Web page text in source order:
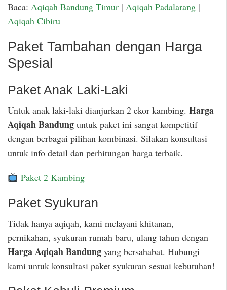
Baca: Aqiqah Bandung Timur | Aqiqah Padalarang |
Aqiqah Cibiru
Paket Tambahan dengan Harga
Spesial
Paket Anak Laki-Laki
Untuk anak laki-laki dianjurkan 2 ekor kambing. Harga
Aqiqah Bandung untuk paket ini sangat kompetitif
dengan berbagai pilihan kombinasi. Silakan konsultasi
untuk info detail dan perhitungan harga terbaik.
Paket 2 Kambing
Paket Syukuran
Tidak hanya aqiqah, kami melayani khitanan,
pernikahan, syukuran rumah baru, ulang tahun dengan
Harga Aqiqah Bandung yang bersahabat. Hubungi
kami untuk konsultasi paket syukuran sesuai kebutuhan!